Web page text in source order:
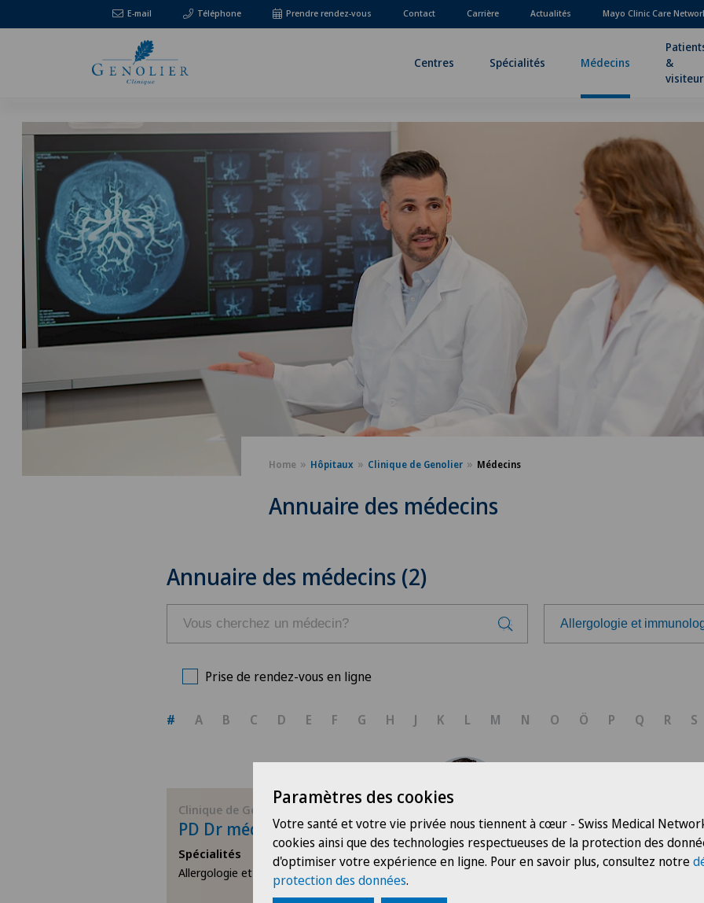
E-mail Téléphone Prendre rendez-vous Contact Carrière Actualités Mayo Clinic Care
Centres Spécialités Médecins
&
Home Hôpitaux Clinique de Genolier Médecins
Annuaire des médecins
Annuaire des médecins (2)
Allergologie et
Angiographie
Prise de rendez-vous en ligne
# A B C D E F G H J K L M N O Ö P Q R S
Clinique de Genolier
PD Dr méd David Spoerl
Spécialités
Allergologie et immunologie
Dr méd. Juan
Spécialités
Allergologie et immunologie,
Paramètres des cookies
Votre santé et votre vie privée nous tiennent à cœur - Swiss Medical
cookies ainsi que des technologies respectueuses de la protection des
d'optimiser votre expérience en ligne. Pour en savoir plus, consultez notre
protection des données.